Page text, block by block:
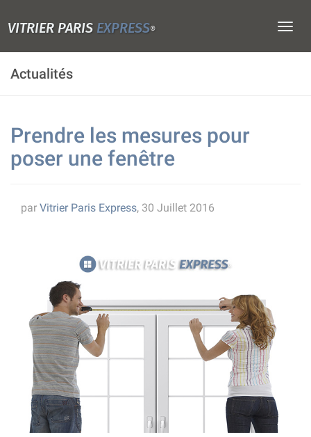
VITRIER PARIS EXPRESS®
Actualités
Prendre les mesures pour
poser une fenêtre
par Vitrier Paris Express, 30 Juillet 2016